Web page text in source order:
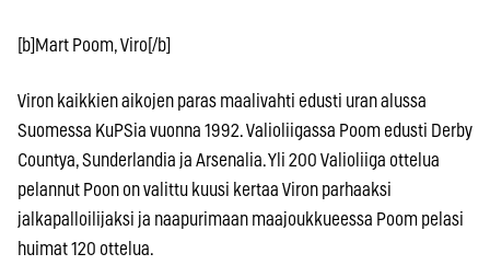
[b]Mart Poom, Viro[/b]
Viron kaikkien aikojen paras maalivahti edusti uran alussa
Suomessa KuPSia vuonna 1992. Valioliigassa Poom edusti Derby
Countya, Sunderlandia ja Arsenalia. Yli 200 Valioliiga ottelua
pelannut Poon on valittu kuusi kertaa Viron parhaaksi
jalkapalloilijaksi ja naapurimaan maajoukkueessa Poom pelasi
huimat 120 ottelua.